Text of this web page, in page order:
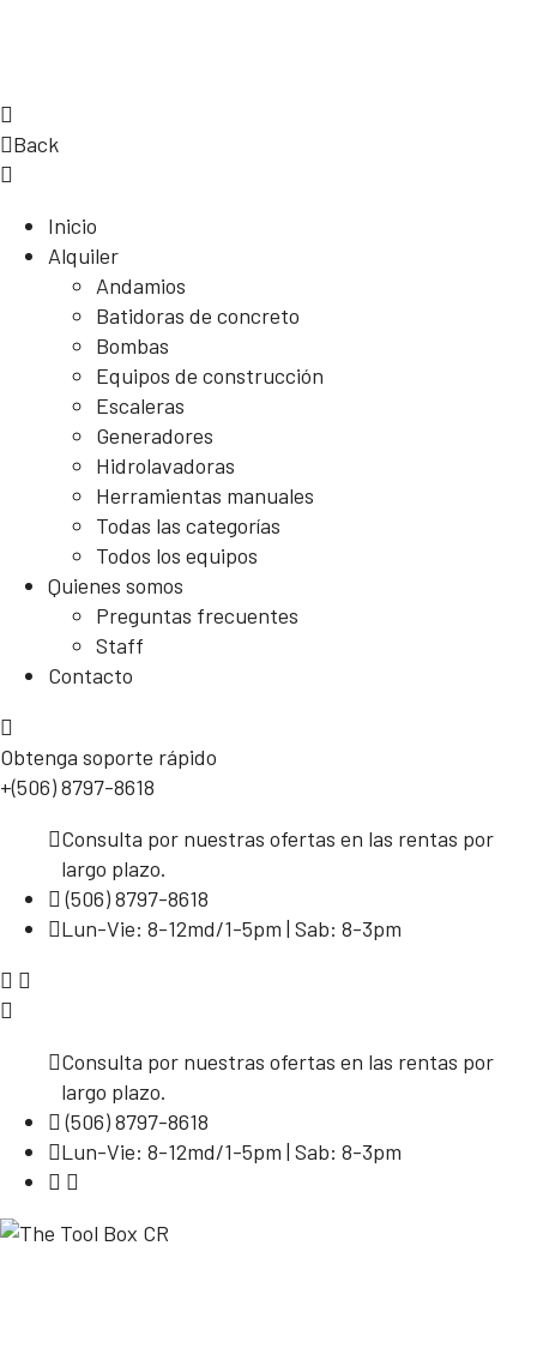
Back
Inicio
Alquiler
Andamios
Batidoras de concreto
Bombas
Equipos de construcción
Escaleras
Generadores
Hidrolavadoras
Herramientas manuales
Todas las categorías
Todos los equipos
Quienes somos
Preguntas frecuentes
Staff
Contacto
Obtenga soporte rápido
+(506) 8797-8618
Consulta por nuestras ofertas en las rentas por
largo plazo.
(506) 8797-8618
Lun-Vie: 8-12md/1-5pm | Sab: 8-3pm
Consulta por nuestras ofertas en las rentas por
largo plazo.
(506) 8797-8618
Lun-Vie: 8-12md/1-5pm | Sab: 8-3pm